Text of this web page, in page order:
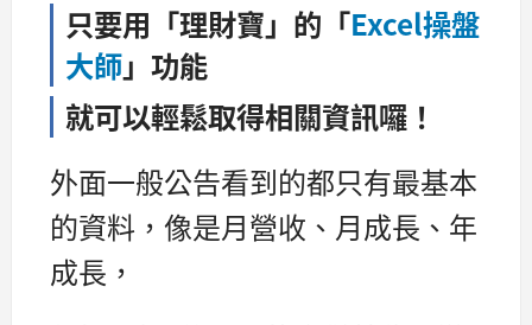
只要用「理財寶」的「Excel操盤
大師」功能
就可以輕鬆取得相關資訊囉！
外面一般公告看到的都只有最基本
的資料，像是月營收、月成長、年
成長，